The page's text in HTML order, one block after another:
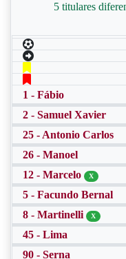
5 titulares
1 - Fábio
2 - Samuel Xavier
25 - Antonio Carlos
26 - Manoel
12 - Marcelo
X
5 - Facundo Bernal
8 - Martinelli
X
45 - Lima
90 - Serna